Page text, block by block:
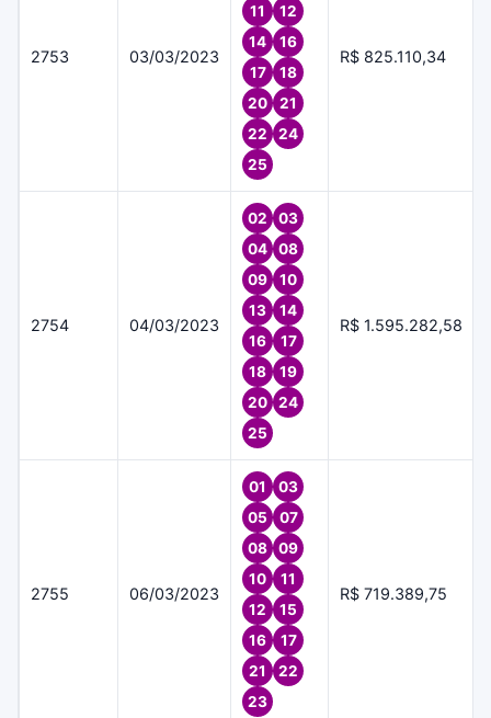
2753 03/03/2023
11
12
14
16
17
18
20
21
22
24
25
R$ 825.110,34
2754 04/03/2023
02
03
04
08
09
10
13
14
16
17
18
19
20
24
25
R$ 1.595.282,58
2755 06/03/2023
01
03
05
07
08
09
10
11
12
15
16
17
21
22
23
R$ 719.389,75